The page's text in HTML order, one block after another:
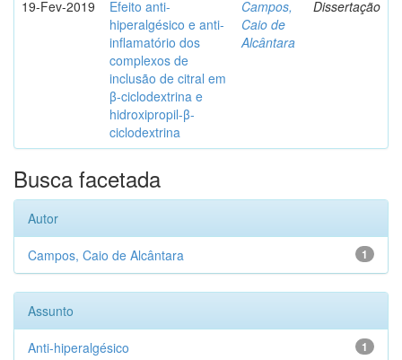
19-Fev-2019
Efeito anti-
hiperalgésico e anti-
inflamatório dos
complexos de
inclusão de citral em
β-ciclodextrina e
hidroxipropil-β-
ciclodextrina
Campos,
Caio de
Alcântara
Dissertação
Busca facetada
Autor
1
Campos, Caio de Alcântara
Assunto
1
Anti-hiperalgésico